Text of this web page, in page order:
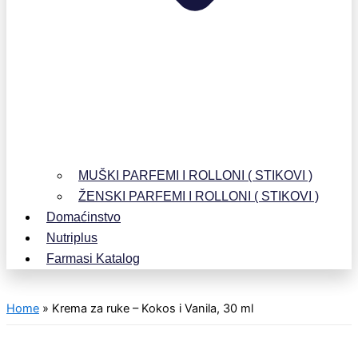
MUŠKI PARFEMI I ROLLONI ( STIKOVI )
ŽENSKI PARFEMI I ROLLONI ( STIKOVI )
Domaćinstvo
Nutriplus
Farmasi Katalog
Home » Krema za ruke – Kokos i Vanila, 30 ml